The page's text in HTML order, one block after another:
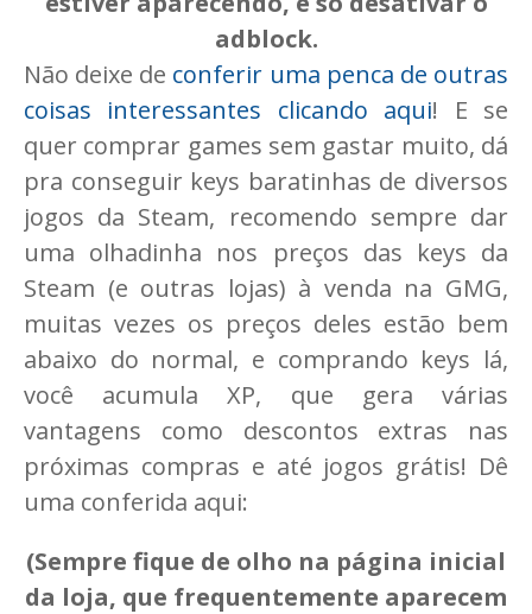
adblock.
Não deixe de conferir uma penca de outras
coisas interessantes clicando aqui! E se
quer comprar games sem gastar muito, dá
pra conseguir keys baratinhas de diversos
jogos da Steam, recomendo sempre dar
uma olhadinha nos preços das keys da
Steam (e outras lojas) à venda na GMG,
muitas vezes os preços deles estão bem
abaixo do normal, e comprando keys lá,
você acumula XP, que gera várias
vantagens como descontos extras nas
próximas compras e até jogos grátis! Dê
uma conferida aqui:
(Sempre fique de olho na página inicial
da loja, que frequentemente aparecem